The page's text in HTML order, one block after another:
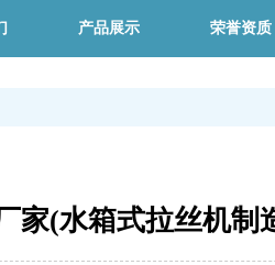
产品展示 荣誉资质
家(水箱式拉丝机制